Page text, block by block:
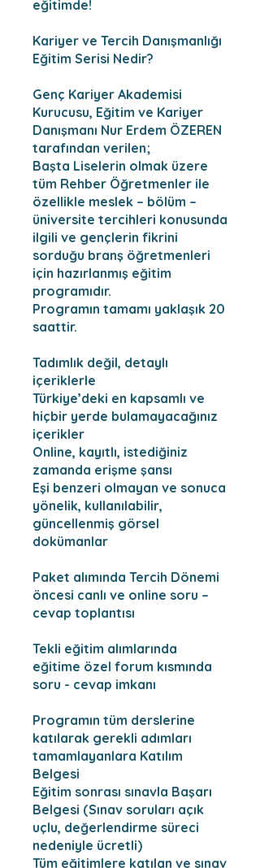
eğitimde!
Kariyer ve Tercih Danışmanlığı
Eğitim Serisi Nedir?
Genç Kariyer Akademisi
Kurucusu, Eğitim ve Kariyer
Danışmanı Nur Erdem ÖZEREN
tarafından verilen;
Başta Liselerin olmak üzere
tüm Rehber Öğretmenler ile
özellikle meslek – bölüm –
üniversite tercihleri konusunda
ilgili ve gençlerin fikrini
sorduğu branş öğretmenleri
için hazırlanmış eğitim
programıdır.
Programın tamamı yaklaşık 20
saattir.
Tadımlık değil, detaylı
içeriklerle
Türkiye’deki en kapsamlı ve
hiçbir yerde bulamayacağınız
içerikler
Online, kayıtlı, istediğiniz
zamanda erişme şansı
Eşi benzeri olmayan ve sonuca
yönelik, kullanılabilir,
güncellenmiş görsel
dokümanlar
Paket alımında Tercih Dönemi
öncesi canlı ve online soru –
cevap toplantısı
Tekli eğitim alımlarında
eğitime özel forum kısmında
soru - cevap imkanı
Programın tüm derslerine
katılarak gerekli adımları
tamamlayanlara Katılım
Belgesi
Eğitim sonrası sınavla Başarı
Belgesi (Sınav soruları açık
uçlu, değerlendirme süreci
nedeniyle ücretli)
Tüm eğitimlere katılan ve sınav